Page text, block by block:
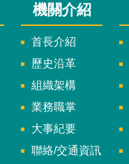
機關介紹
首長介紹
歷史沿革
組織架構
業務職掌
大事紀要
聯絡/交通資訊